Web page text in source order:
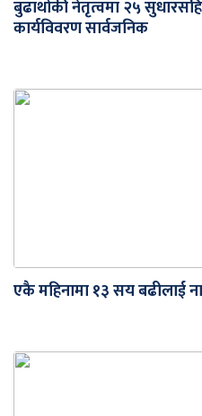
बुढाथोकी नेतृत्वमा २५
कार्यविवरण सार्वजनिक
एकै महिनामा १३ सय बढीलाई